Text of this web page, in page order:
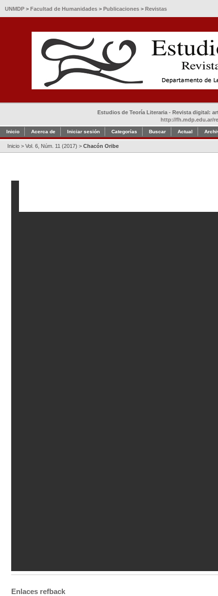
UNMDP > Facultad de Humanidades > Publicaciones > Revistas
Estudios de Teoría Literaria - Revista digital:
http://fh.mdp.edu.ar/
Inicio Acerca de Iniciar sesión Categorías Buscar Actual
Inicio > Vol. 6, Núm. 11 (2017) > Chacón Oribe
Enlaces refback